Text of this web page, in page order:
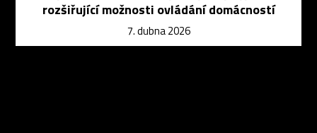
rozšiřující možnosti ovládání domácností
7. dubna 2026